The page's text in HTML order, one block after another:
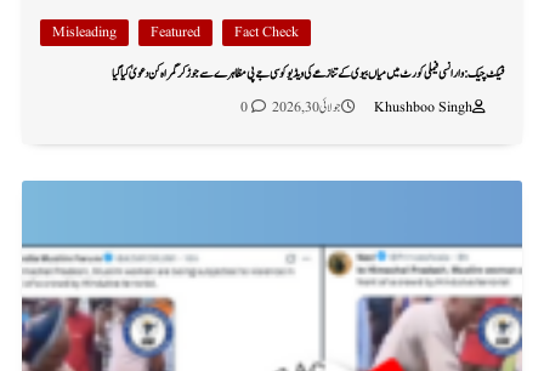
Fact Check
Featured
Misleading
فیکٹ چیک: وارانسی فیملی کورٹ میں میاں بیوی کے تنازعے کی ویڈیو کو سی جے پی مظاہرے سے جوڑ کر گمراہ کن دعویٰ کیا گیا
Khushboo Singh
جولائی 30, 2026 0